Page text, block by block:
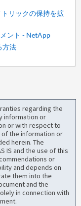
リックの保持を拡
ント - NetApp
方法
regarding the
information or
or with respect to
the information or
herein. The
IS and the use of this
or
and depends on
them into the
and the
in connection with